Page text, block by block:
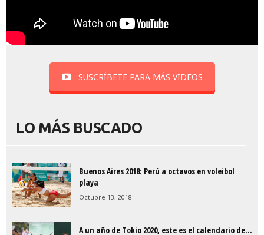
SUSCRÍBETE PARA MÁS VIDEOS
LO MÁS BUSCADO
Buenos Aires 2018: Perú a octavos en voleibol
playa
Octubre 13, 2018
A un año de Tokio 2020, este es el calendario de...